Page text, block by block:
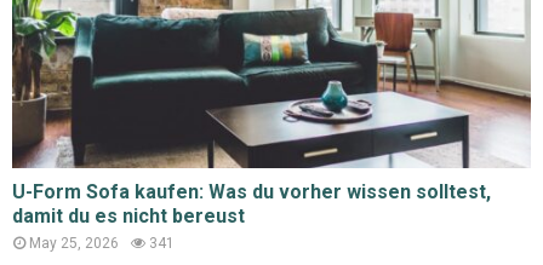
U-Form Sofa kaufen: Was du vorher wissen solltest,
damit du es nicht bereust
May 25, 2026 341